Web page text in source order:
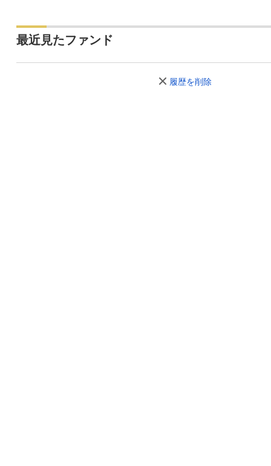
最近見たファンド
履歴を削除